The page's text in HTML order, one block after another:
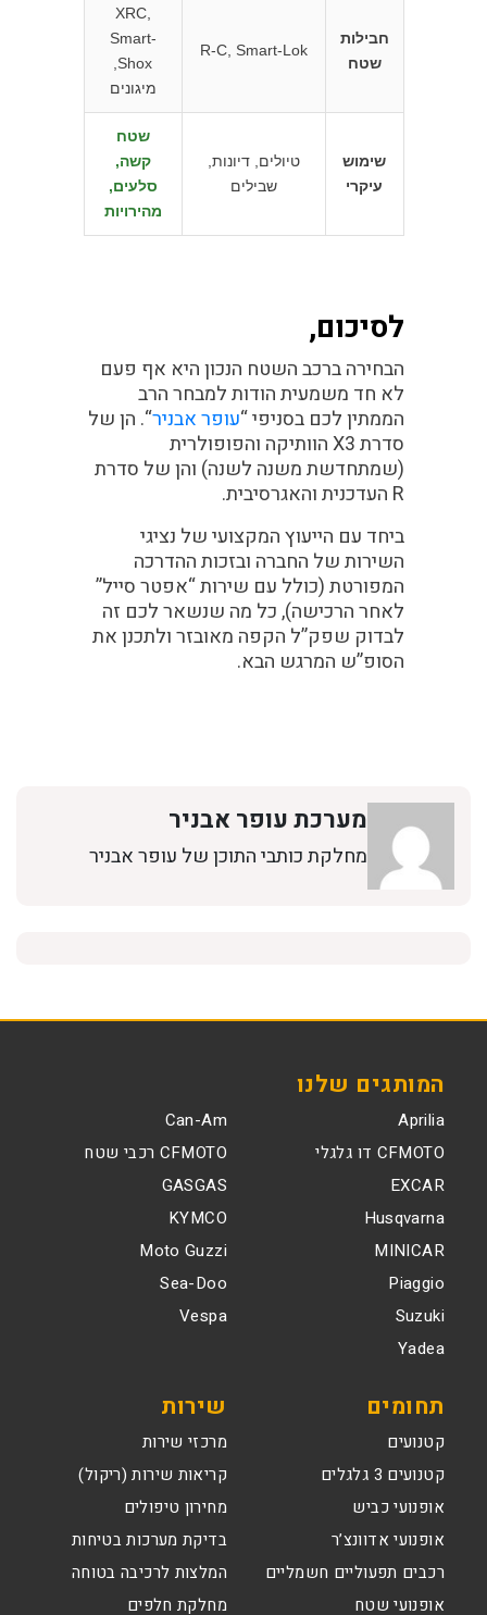
חבילות
שטח
R-C, Smart-Lok
XRC,
Smart-
מיגונים
שימוש
עיקרי
טיולים, דיונות,
שבילים
שטח
קשה,
סלעים,
מהירויות
לסיכום,
הבחירה ברכב השטח הנכון היא אף פעם
לא חד משמעית הודות למבחר הרב
הממתין לכם בסניפי “עופר אבניר“. הן של
סדרת X3 הוותיקה והפופולרית
(שמתחדשת משנה לשנה) והן של סדרת
R העדכנית והאגרסיבית.
ביחד עם הייעוץ המקצועי של נציגי
השירות של החברה ובזכות ההדרכה
המפורטת (כולל עם שירות “אפטר סייל”
לאחר הרכישה), כל מה שנשאר לכם זה
לבדוק שפק”ל הקפה מאובזר ולתכנן את
הסופ”ש המרגש הבא.
מערכת עופר אבניר
מחלקת כותבי התוכן של עופר אבניר
המותגים שלנו
Aprilia
Can-Am
CFMOTO דו גלגלי
CFMOTO רכבי שטח
EXCAR
GASGAS
Husqvarna
KYMCO
MINICAR
Moto Guzzi
Piaggio
Sea-Doo
Suzuki
Vespa
Yadea
תחומים
קטנועים
קטנועים 3 גלגלים
אופנועי כביש
אופנועי אדוונצ’ר
רכבים תפעוליים חשמליים
אופנועי שטח
שירות
מרכזי שירות
קריאות שירות (ריקול)
מחירון טיפולים
בדיקת מערכות בטיחות
המלצות לרכיבה בטוחה
מחלקת חלפים